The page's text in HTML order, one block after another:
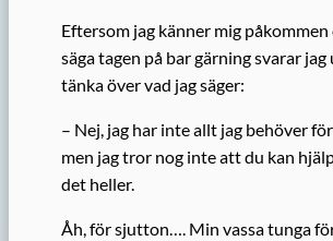
Eftersom jag känner mig påkommen
säga tagen på bar gärning svarar
tänka över vad jag säger:
– Nej, jag har inte allt jag behöver
men jag tror nog inte att du kan
det heller.
Åh, för sjutton…. Min vassa tunga